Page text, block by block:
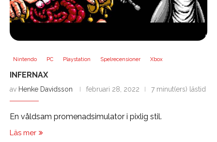
Nintendo PC Playstation Spelrecensioner Xbox
INFERNAX
av Henke Davidsson februari 28, 2022 7 minut(ers) lästid
En våldsam promenadsimulator i pixlig stil.
Läs mer